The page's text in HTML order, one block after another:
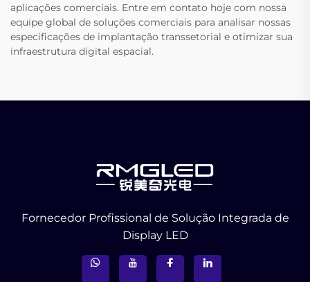
aplicações comerciais. Entre em contato hoje com nossa
equipe global de soluções comerciais para analisar nossas
especificações de implantação transsetorial e otimizar sua
infraestrutura digital espacial.
Fornecedor Profissional de Solução Integrada de
Display LED